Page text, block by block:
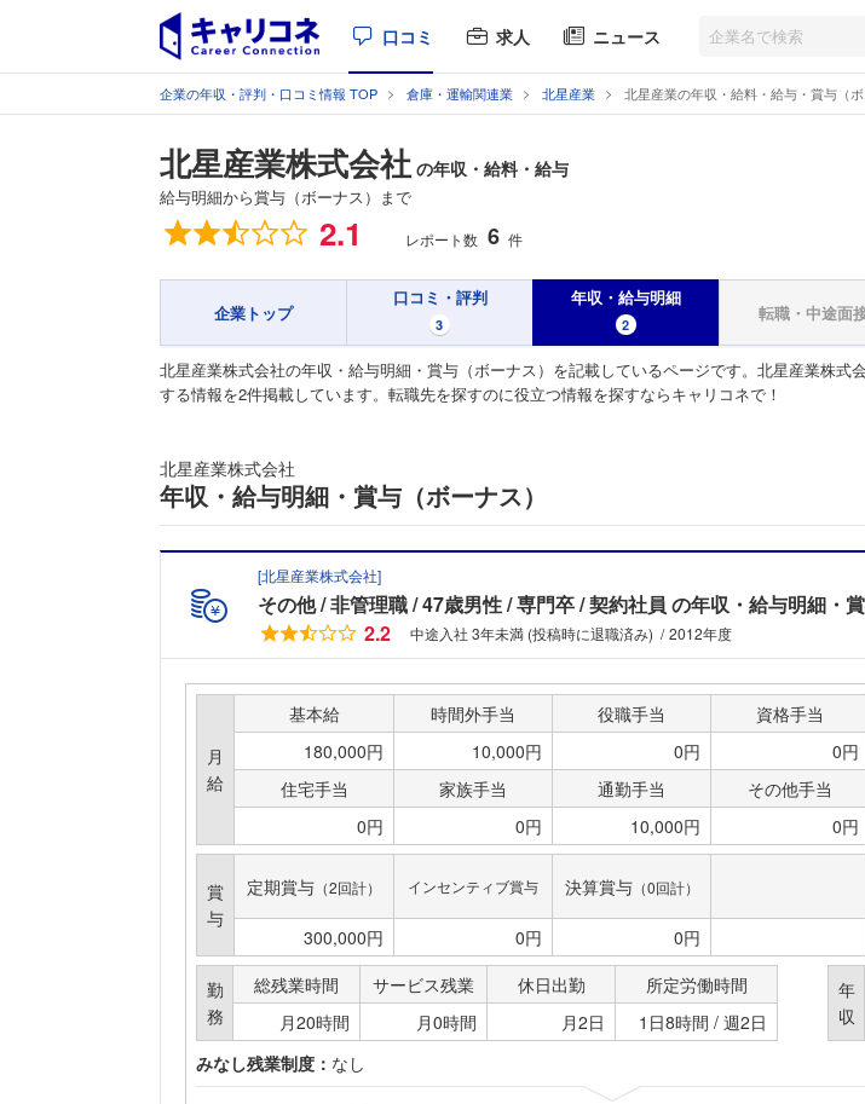
口コミ 求人 ニュース
企業の年収・評判・口コミ情報 TOP 倉庫・運輸関連業 北星産業 北星産業の年収・給料・給与・賞与（ボ
北星産業株式会社 の年収・給料・給与
給与明細から賞与（ボーナス）まで
総合評価 2.1 レポート数 6 件
企業トップ
口コミ・評判
3
年収・給与明細
2
転職・中途面
北星産業株式会社の年収・給与明細・賞与（ボーナス）を記載しているページです。北星産業株
する情報を2件掲載しています。転職先を探すのに役立つ情報を探すならキャリコネで！
北星産業株式会社
年収・給与明細・賞与（ボーナス）
[北星産業株式会社]
その他 非管理職 47歳男性 専門卒 契約社員 の年収・給与明細・
2.2
中途入社 3年未満 (投稿時に退職済み) 2012年度
月
給
基本給 時間外手当 役職手当
資格手当
180,000円
10,000円 0円
0円
住宅手当
家族手当 通勤手当 その他手当
0円
0円 10,000円 0円
賞
与
定期賞与 （2回計） インセンティブ賞与 決算賞与（0回計）
300,000円
0円 0円
勤
務
総残業時間 サービス残業 休日出勤
所定労働時間
月20時間
月0時間 月2日 1日8時間 / 週2日
年
収
みなし残業制度： なし